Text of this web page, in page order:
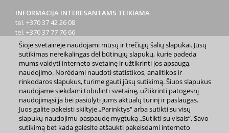
INFORMACIJA INTERESANTAMS TEIKIAMA
tel. +370 37 42 26 08
tel. +370 37 77 76 66
tel. +370 660 07000
el. p.info@kaunas.lt
2023 m. Kauno miesto savivaldybė. Kopijuoti ir platinti
www.kaunas.lt skelbiamą informaciją be autorių sutikimo draudžiama.
Šioje svetainėje naudojami mūsų ir trečiųjų šalių slapukai. Jūsų
sutikimas nereikalingas dėl būtinųjų slapukų, kurie padeda
mums valdyti interneto svetainę ir užtikrinti jos apsaugą,
naudojimo. Norėdami naudoti statistikos, analitikos ir
rinkodaros slapukus, turime gauti jūsų sutikimą. Šiuos slapukus
naudojame siekdami tobulinti svetainę, užtikrinti patogesnį
naudojimąsi ja bei pasiūlyti jums aktualų turinį ir paslaugas.
Juos galite pakeisti skiltyje „Parinktys“ arba sutikti su visų
slapukų naudojimu paspaudę mygtuką „Sutikti su visais“. Savo
sutikimą bet kada galėsite atšaukti pakeisdami interneto